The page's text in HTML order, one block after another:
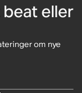
eller
om nye